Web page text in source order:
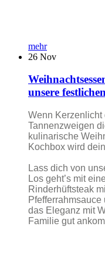
mehr
26 Nov
unsere
Wenn Kerzenlicht
Tannenzweigen
kulinarische
Kochbox wird
Lass dich von
Los geht’s mit
Rinderhüftsteak
das Eleganz mit
Familie gut